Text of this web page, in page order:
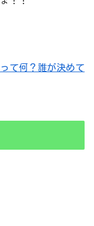
て何？誰が決めて